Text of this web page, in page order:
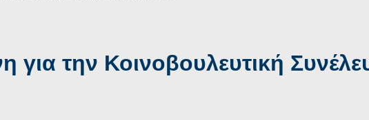
για την Κοινοβουλευτική